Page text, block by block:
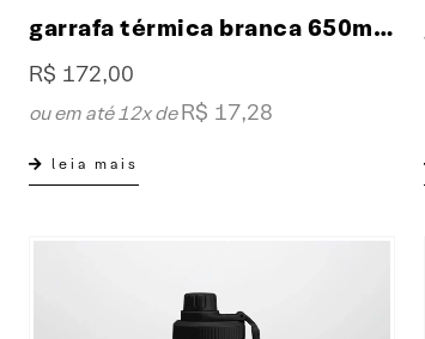
garrafa térmica branca 650ml fresh collab XP & NBA
R$ 172,00
ou em até 12x deR$ 17,28
leia mais